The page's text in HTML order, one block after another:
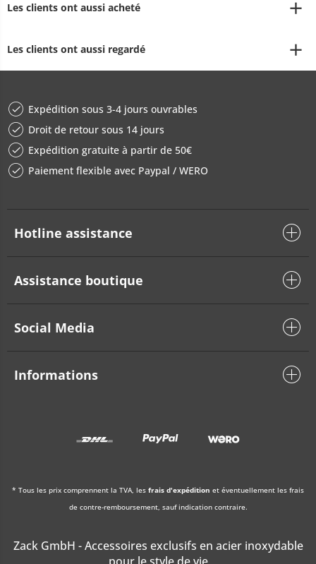
Les clients ont aussi acheté
Les clients ont aussi regardé
Expédition sous 3-4 jours ouvrables
Droit de retour sous 14 jours
Expédition gratuite à partir de 50€
Paiement flexible avec Paypal / WERO
Hotline assistance
Assistance boutique
Social Media
Informations
* Tous les prix comprennent la TVA, les frais d'expédition et éventuellement les frais
de contre-remboursement, sauf indication contraire.
Zack GmbH - Accessoires exclusifs en acier inoxydable